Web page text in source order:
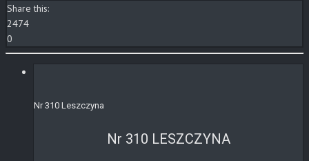
Share this:
2474
0
Nr 310 Leszczyna
Nr 310 LESZCZYNA